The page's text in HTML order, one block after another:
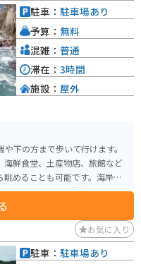
下の方まで歩いて行けます。
鮮食堂、土産物店、旅館など
めることも可能です。海岸通り
あるので、周囲の観光スポット
駐車： 駐車場あり
予算： 無料
混雑： 普通
滞在： 3時間
施設： 屋外
お気に入り
駐車： 駐車場あり